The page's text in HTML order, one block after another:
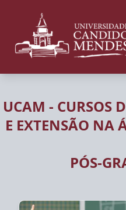
UCAM - CURSOS
E EXTENSÃO NA
PÓS-